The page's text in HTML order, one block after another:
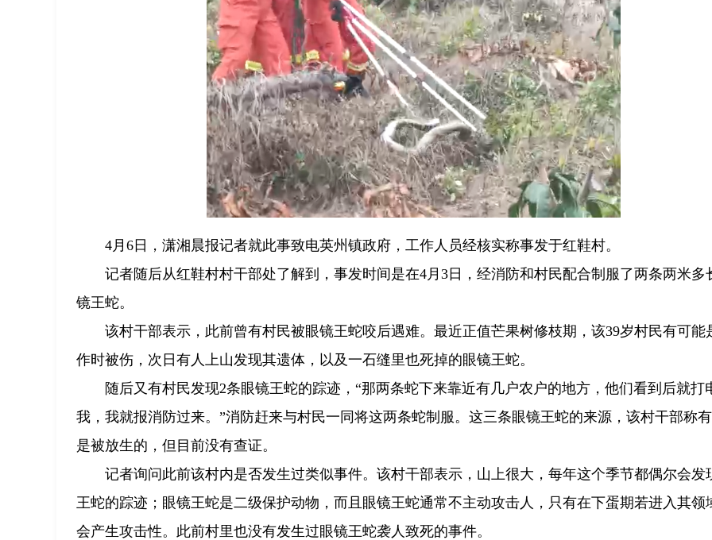
4月6日，潇湘晨报记者就此事致电英州镇政府，工作人员经核实称事发于红鞋村。
记者随后从红鞋村村干部处了解到，事发时间是在4月3日，经消防和村民配合制服了两条两米多
镜王蛇。
该村干部表示，此前曾有村民被眼镜王蛇咬后遇难。最近正值芒果树修枝期，该39岁村民有可能
作时被伤，次日有人上山发现其遗体，以及一石缝里也死掉的眼镜王蛇。
随后又有村民发现2条眼镜王蛇的踪迹，“那两条蛇下来靠近有几户农户的地方，他们看到后就打
我，我就报消防过来。”消防赶来与村民一同将这两条蛇制服。这三条眼镜王蛇的来源，该村干部称
是被放生的，但目前没有查证。
记者询问此前该村内是否发生过类似事件。该村干部表示，山上很大，每年这个季节都偶尔会发
王蛇的踪迹；眼镜王蛇是二级保护动物，而且眼镜王蛇通常不主动攻击人，只有在下蛋期若进入其领
会产生攻击性。此前村里也没有发生过眼镜王蛇袭人致死的事件。